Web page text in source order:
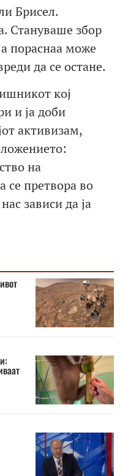
Брисел.
Стануваше збор
пораснаа може
да се остане.
кој
и ја доби
активизам,
на
се претвора во
зависи да ја